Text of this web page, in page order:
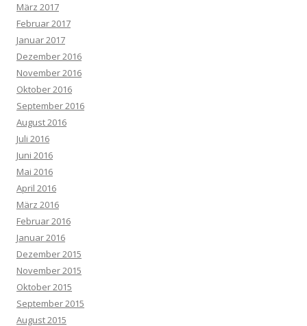
März 2017
Februar 2017
Januar 2017
Dezember 2016
November 2016
Oktober 2016
September 2016
August 2016
Juli 2016
Juni 2016
Mai 2016
April 2016
März 2016
Februar 2016
Januar 2016
Dezember 2015
November 2015
Oktober 2015
September 2015
August 2015